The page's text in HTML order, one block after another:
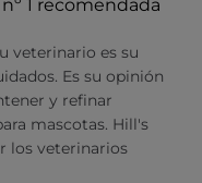
1 recomendada
veterinario es su
Es su opinión
y refinar
mascotas. Hill's
los veterinarios